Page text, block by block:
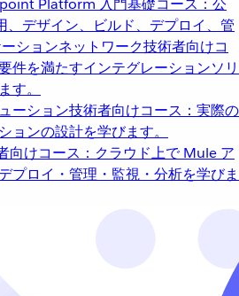
Platform 入門基礎コース：公
、デザイン、ビルド、デプロイ、管
ションネットワーク技術者向けコ
件を満たすインテグレーションソリ
す。
ーション技術者向けコース：実際の
ョンの設計を学びます。
向けコース：クラウド上で Mule ア
プロイ・管理・監視・分析を学びま